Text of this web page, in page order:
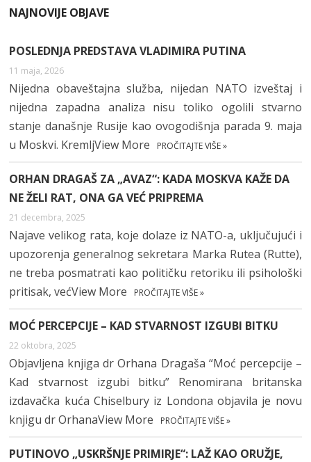
NAJNOVIJE OBJAVE
POSLEDNJA PREDSTAVA VLADIMIRA PUTINA
11 maja, 2026
Nijedna obaveštajna služba, nijedan NATO izveštaj i
nijedna zapadna analiza nisu toliko ogolili stvarno
stanje današnje Rusije kao ovogodišnja parada 9. maja
u Moskvi. KremljView More
PROČITAJTE VIŠE »
ORHAN DRAGAŠ ZA „AVAZ“: KADA MOSKVA KAŽE DA
NE ŽELI RAT, ONA GA VEĆ PRIPREMA
21 decembra, 2025
Najave velikog rata, koje dolaze iz NATO-a, uključujući i
upozorenja generalnog sekretara Marka Rutea (Rutte),
ne treba posmatrati kao političku retoriku ili psihološki
pritisak, većView More
PROČITAJTE VIŠE »
MOĆ PERCEPCIJE – KAD STVARNOST IZGUBI BITKU
22 oktobra, 2025
Objavljena knjiga dr Orhana Dragaša “Moć percepcije –
Kad stvarnost izgubi bitku” Renomirana britanska
izdavačka kuća Chiselbury iz Londona objavila je novu
knjigu dr OrhanaView More
PROČITAJTE VIŠE »
PUTINOVO „USKRŠNJE PRIMIRJE“: LAŽ KAO ORUŽJE,